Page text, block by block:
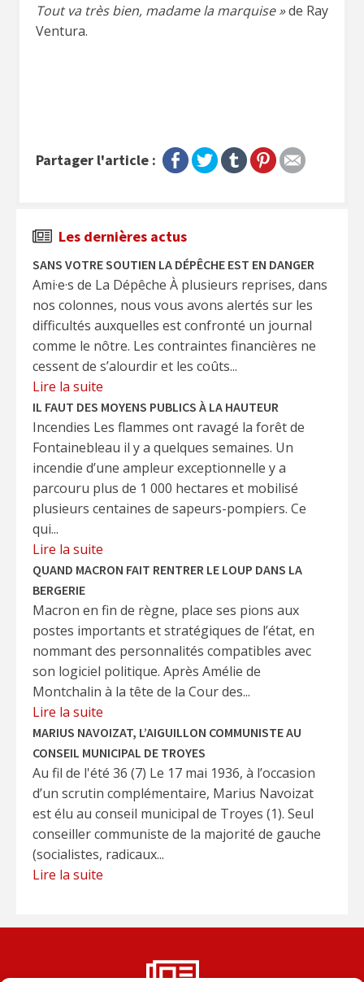
Tout va très bien, madame la marquise »de Ray
Ventura.
Partager l'article :
Les dernières actus
SANS VOTRE SOUTIEN LA DÉPÊCHE EST EN DANGER
Ami·e·s de La Dépêche À plusieurs reprises, dans
nos colonnes, nous vous avons alertés sur les
difficultés auxquelles est confronté un journal
comme le nôtre. Les contraintes financières ne
cessent de s’alourdir et les coûts...
Lire la suite
IL FAUT DES MOYENS PUBLICS À LA HAUTEUR
Incendies Les flammes ont ravagé la forêt de
Fontainebleau il y a quelques semaines. Un
incendie d’une ampleur exceptionnelle y a
parcouru plus de 1 000 hectares et mobilisé
plusieurs centaines de sapeurs-pompiers. Ce
qui...
Lire la suite
QUAND MACRON FAIT RENTRER LE LOUP DANS LA
BERGERIE
Macron en fin de règne, place ses pions aux
postes importants et stratégiques de l’état, en
nommant des personnalités compatibles avec
son logiciel politique. Après Amélie de
Montchalin à la tête de la Cour des...
Lire la suite
MARIUS NAVOIZAT, L’AIGUILLON COMMUNISTE AU
CONSEIL MUNICIPAL DE TROYES
Au fil de l'été 36 (7) Le 17 mai 1936, à l’occasion
d’un scrutin complémentaire, Marius Navoizat
est élu au conseil municipal de Troyes (1). Seul
conseiller communiste de la majorité de gauche
(socialistes, radicaux...
Lire la suite